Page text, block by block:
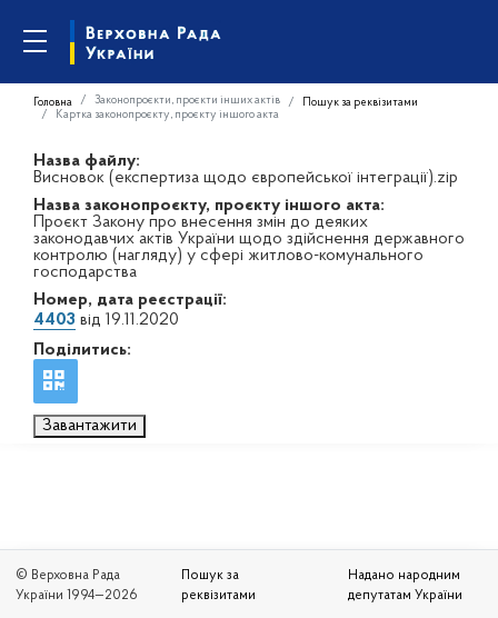
Головна Законопроєкти, проєкти інших актів
Пошук за реквізитами
Картка законопроєкту, проєкту іншого акта
Назва файлу:
Висновок (експертиза щодо європейської інтеграції).zip
Назва законопроєкту, проєкту іншого акта:
Проєкт Закону про внесення змін до деяких
законодавчих актів України щодо здійснення державного
контролю (нагляду) у сфері житлово-комунального
господарства
Номер, дата реєстрації:
4403 від 19.11.2020
Поділитись:
Завантажити
© Верховна Рада
України 1994—2026
Пошук за
реквізитами
Надано народним
депутатам України